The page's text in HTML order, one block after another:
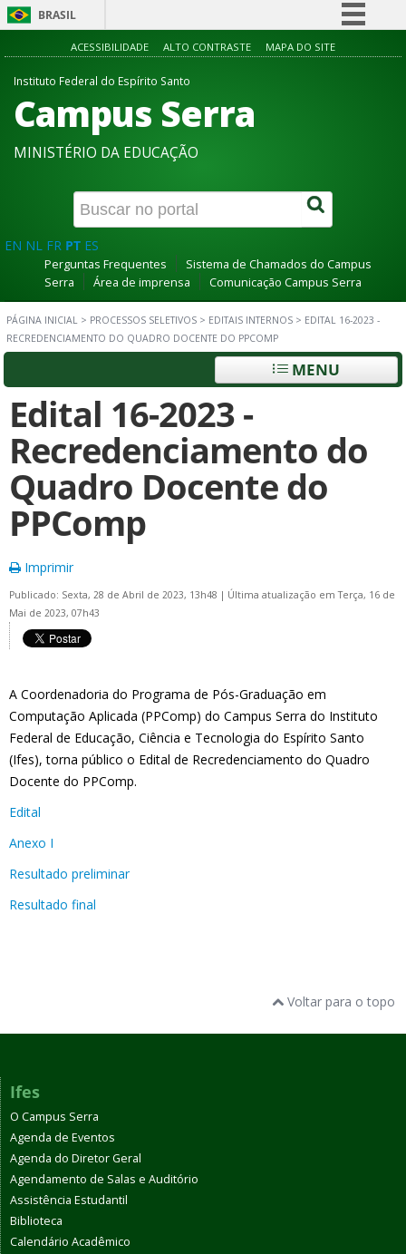
BRASIL
Simplifique!
Acesso à informação
Canais
ACESSIBILIDADE ALTO CONTRASTE MAPA DO SITE
Instituto Federal do Espírito Santo
Campus Serra
MINISTÉRIO DA EDUCAÇÃO
EN NL FR PT ES
Perguntas Frequentes
Sistema de Chamados do Campus
Serra
Área de imprensa Comunicação Campus Serra
PÁGINA INICIAL > PROCESSOS SELETIVOS > EDITAIS INTERNOS > EDITAL 16-2023 -
RECREDENCIAMENTO DO QUADRO DOCENTE DO PPCOMP
MENU
Edital 16-2023 -
Recredenciamento do
Quadro Docente do
PPComp
Imprimir
Publicado: Sexta, 28 de Abril de 2023, 13h48 | Última atualização em Terça, 16 de
Mai de 2023, 07h43
A Coordenadoria do Programa de Pós-Graduação em
Computação Aplicada (PPComp) do Campus Serra do Instituto
Federal de Educação, Ciência e Tecnologia do Espírito Santo
(Ifes), torna público o Edital de Recredenciamento do Quadro
Docente do PPComp.
Edital
Anexo I
Resultado preliminar
Resultado final
Voltar para o topo
Ifes
O Campus Serra
Agenda de Eventos
Agenda do Diretor Geral
Agendamento de Salas e Auditório
Assistência Estudantil
Biblioteca
Calendário Acadêmico